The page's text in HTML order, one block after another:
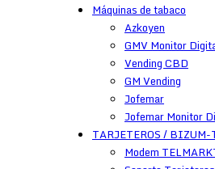
Máquinas de tabaco
Azkoyen
GMV Monitor
Vending CBD
GM Vending
Jofemar
Jofemar Monitor
TARJETEROS /
Modem